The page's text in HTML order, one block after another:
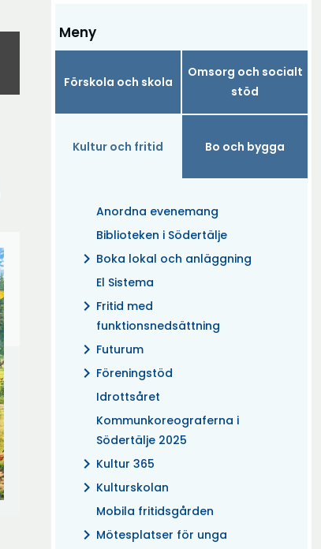
Meny
Förskola och skola
Omsorg och socialt
stöd
Kultur och fritid Bo och bygga
Anordna evenemang
Biblioteken i Södertälje
chevron_right Boka lokal och anläggning
El Sistema
chevron_right Fritid med
funktionsnedsättning
chevron_right Futurum
chevron_right Föreningstöd
Idrottsåret
Kommunkoreograferna i
Södertälje 2025
chevron_right Kultur 365
chevron_right Kulturskolan
Mobila fritidsgården
chevron_right Mötesplatser för unga